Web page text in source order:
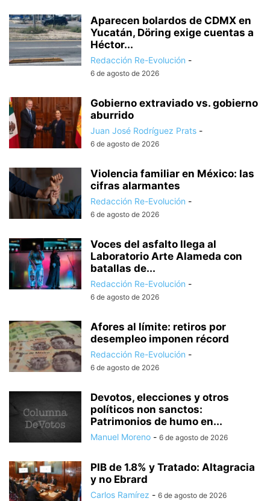
Aparecen bolardos de CDMX en
Yucatán, Döring exige cuentas a
Héctor...
Redacción Re-Evolución -
6 de agosto de 2026
Gobierno extraviado vs. gobierno
aburrido
Juan José Rodríguez Prats -
6 de agosto de 2026
Violencia familiar en México: las
cifras alarmantes
Redacción Re-Evolución -
6 de agosto de 2026
Voces del asfalto llega al
Laboratorio Arte Alameda con
batallas de...
Redacción Re-Evolución -
6 de agosto de 2026
Afores al límite: retiros por
desempleo imponen récord
Redacción Re-Evolución -
6 de agosto de 2026
Devotos, elecciones y otros
políticos non sanctos:
Patrimonios de humo en...
Manuel Moreno - 6 de agosto de 2026
PIB de 1.8% y Tratado: Altagracia
y no Ebrard
Carlos Ramírez - 6 de agosto de 2026